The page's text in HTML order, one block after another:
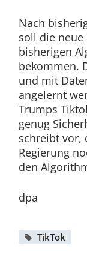
Nach
soll die neue
bisherigen
bekommen.
und mit
angelernt
Trumps
genug
schreibt vor,
Regierung
den
dpa
TikTok